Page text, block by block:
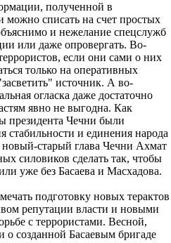
полученной в
списать на счет простых
и нежелание спецслужб
или даже опровергать. Во-
если они сами о них
только на оперативных
источник. А во-
огласка даже достаточно
явно не выгодна. Как
президента Чечни были
стабильности и единения народа
старый глава Чечни Ахмат
силовиков сделать так, чтобы
уже без Басаева и Масхадова.
подготовку новых терактов
репутации власти и новыми
с террористами. Весной,
о созданной Басаевым бригаде